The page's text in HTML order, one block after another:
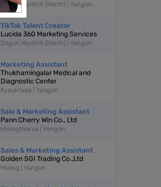
Dagon Myothit (North) | Yangon
TikTok Talent Creator
Lucida 360 Marketing Services
Dagon Myothit (North) | Yangon
Marketing Assistant
Thukhamingalar Medical and
Diagnostic Center
Kyauktada | Yangon
Sale & Marketing Assistant
Pann Cherry Win Co., Ltd
Hlaingtharya | Yangon
Sales & Marketing Assistant
Golden SGI Trading Co.,Ltd
Hlaing | Yangon